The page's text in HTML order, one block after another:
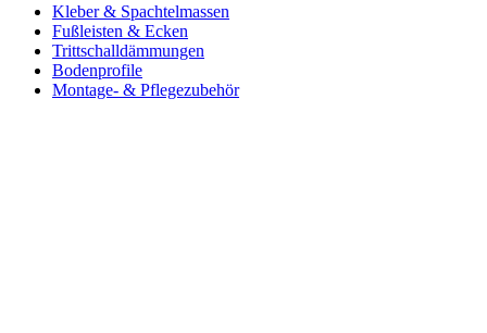
Kleber & Spachtelmassen
Fußleisten & Ecken
Trittschalldämmungen
Bodenprofile
Montage- & Pflegezubehör